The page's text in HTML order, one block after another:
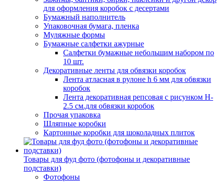
для оформления коробок с десертами
Бумажный наполнитель
Упаковочная бумага, пленка
Муляжные формы
Бумажные салфетки ажурные
Салфетки бумажные небольшим набором по
10 шт.
Декоративные ленты для обвязки коробок
Лента атласная в рулоне h 6 мм для обвязки
коробок
Лента декоративная репсовая с рисунком H-
2.5 см.для обвязки коробок
Прочая упаковка
Шляпные коробки
Картонные коробки для шоколадных плиток
Товары для фуд фото (фотофоны и декоративные
подставки)
Фотофоны